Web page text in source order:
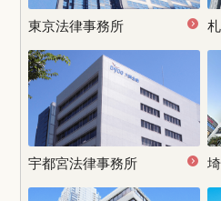
東京法律事務所
宇都宮法律事務所